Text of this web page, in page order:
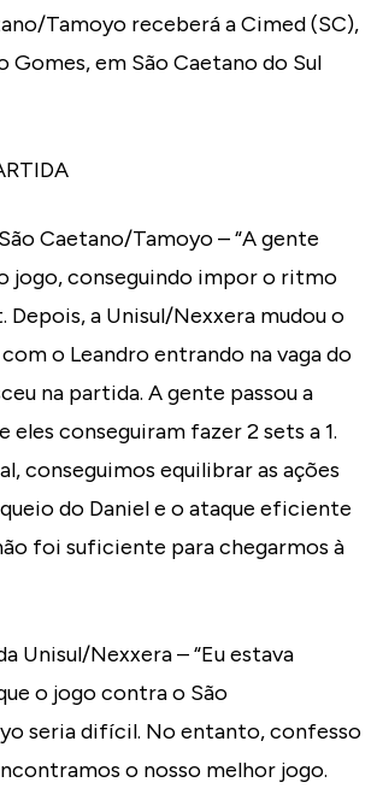
Tamoyo receberá a Cimed (SC),
Gomes, em São Caetano do Sul
Caetano/Tamoyo – “A gente
jogo, conseguindo impor o ritmo
a Unisul/Nexxera mudou o
o Leandro entrando na vaga do
na partida. A gente passou a
conseguiram fazer 2 sets a 1.
conseguimos equilibrar as ações
do Daniel e o ataque eficiente
foi suficiente para chegarmos à
Unisul/Nexxera – “Eu estava
o jogo contra o São
seria difícil. No entanto, confesso
o nosso melhor jogo.